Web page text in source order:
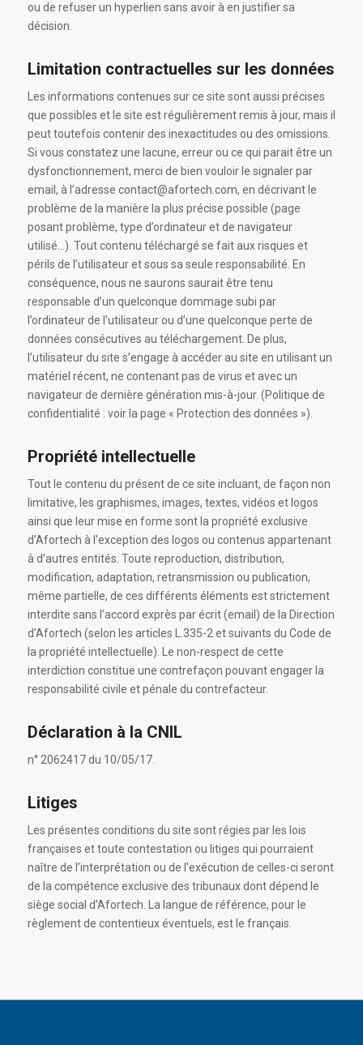
ou de refuser un hyperlien sans avoir à en justifier sa
décision.
Limitation contractuelles sur les données
Les informations contenues sur ce site sont aussi précises
que possibles et le site est régulièrement remis à jour, mais il
peut toutefois contenir des inexactitudes ou des omissions.
Si vous constatez une lacune, erreur ou ce qui parait être un
dysfonctionnement, merci de bien vouloir le signaler par
email, à l’adresse contact@afortech.com, en décrivant le
problème de la manière la plus précise possible (page
posant problème, type d’ordinateur et de navigateur
utilisé…). Tout contenu téléchargé se fait aux risques et
périls de l’utilisateur et sous sa seule responsabilité. En
conséquence, nous ne saurons saurait être tenu
responsable d’un quelconque dommage subi par
l’ordinateur de l’utilisateur ou d’une quelconque perte de
données consécutives au téléchargement. De plus,
l’utilisateur du site s’engage à accéder au site en utilisant un
matériel récent, ne contenant pas de virus et avec un
navigateur de dernière génération mis-à-jour. (Politique de
confidentialité : voir la page « Protection des données »).
Propriété intellectuelle
Tout le contenu du présent de ce site incluant, de façon non
limitative, les graphismes, images, textes, vidéos et logos
ainsi que leur mise en forme sont la propriété exclusive
d’Afortech à l’exception des logos ou contenus appartenant
à d’autres entités. Toute reproduction, distribution,
modification, adaptation, retransmission ou publication,
même partielle, de ces différents éléments est strictement
interdite sans l’accord exprès par écrit (email) de la Direction
d’Afortech (selon les articles L.335-2 et suivants du Code de
la propriété intellectuelle). Le non-respect de cette
interdiction constitue une contrefaçon pouvant engager la
responsabilité civile et pénale du contrefacteur.
Déclaration à la CNIL
n° 2062417 du 10/05/17.
Litiges
Les présentes conditions du site sont régies par les lois
françaises et toute contestation ou litiges qui pourraient
naître de l’interprétation ou de l’exécution de celles-ci seront
de la compétence exclusive des tribunaux dont dépend le
siège social d’Afortech. La langue de référence, pour le
règlement de contentieux éventuels, est le français.